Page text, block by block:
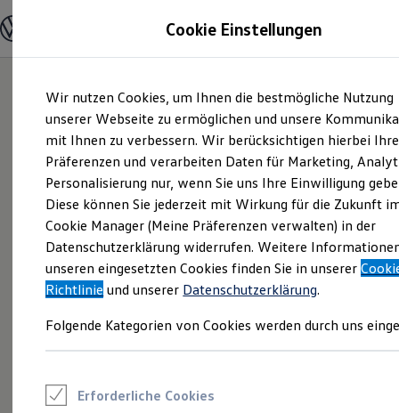
Hauptinhalt
springen
Footer
springen
Modelle und Konfigurator
Modelle vergleichen
Elektroautos
ENERGY Sondermodelle
Nutzfahrzeuge
SUV und CUV
Familienautos
Kombis
Kompaktwagen
Sportwagen
Schnell verfügbare Fahrzeuge
Angebote und Produkte
Aktuelle Angebote
E-Auto-Förderung
Volkswagen Marktplatz
Junge Gebrauchtwagen und Gebrauchtwagen
Saisonangebote
Cookie Einstellungen
Wir nutzen Cookies, um Ihnen die bestmögliche Nutzung
unserer Webseite zu ermöglichen und unsere
mit Ihnen zu verbessern. Wir berücksichtigen hierbei Ihre
Präferenzen und verarbeiten Daten für Marketing,
Personalisierung nur, wenn Sie uns Ihre Einwilligung
Diese können Sie jederzeit mit Wirkung für die Zukunft
Cookie Manager (Meine Präferenzen verwalten) in der
Datenschutzerklärung widerrufen. Weitere
unseren eingesetzten Cookies finden Sie in unserer
Richtlinie und unserer Datenschutzerklärung.
Folgende Kategorien von Cookies werden durch uns
Erforderliche Cookies